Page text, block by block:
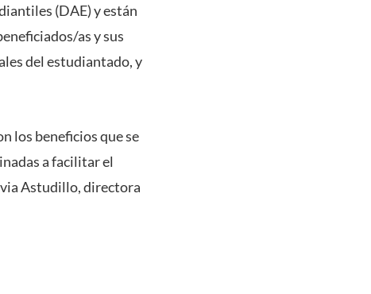
(DAE) y están
as y sus
del estudiantado, y
los beneficios que se
a facilitar el
Astudillo, directora